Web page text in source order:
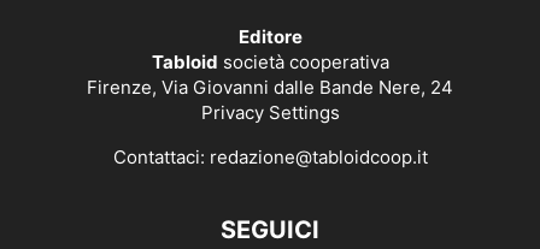
Editore
Tabloid società cooperativa
Firenze, Via Giovanni dalle Bande Nere, 24
Privacy Settings
Contattaci: redazione@tabloidcoop.it
SEGUICI